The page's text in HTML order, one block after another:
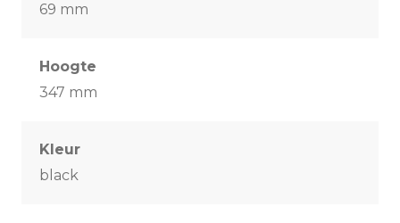
69 mm
Hoogte
347 mm
Kleur
black